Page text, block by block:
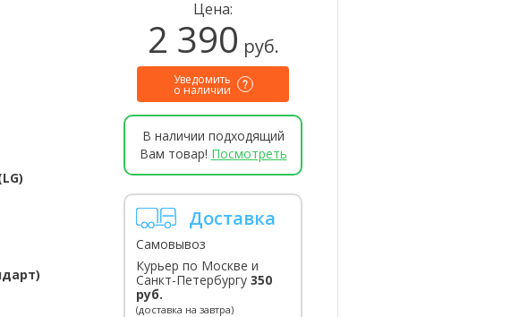
Цена:
2 390 руб.
Уведомить
о наличии
В наличии подходящий
Вам товар! Посмотреть
Доставка
Самовывоз
Курьер по Москве и
Санкт-Петербургу 350
руб.
(доставка на завтра)